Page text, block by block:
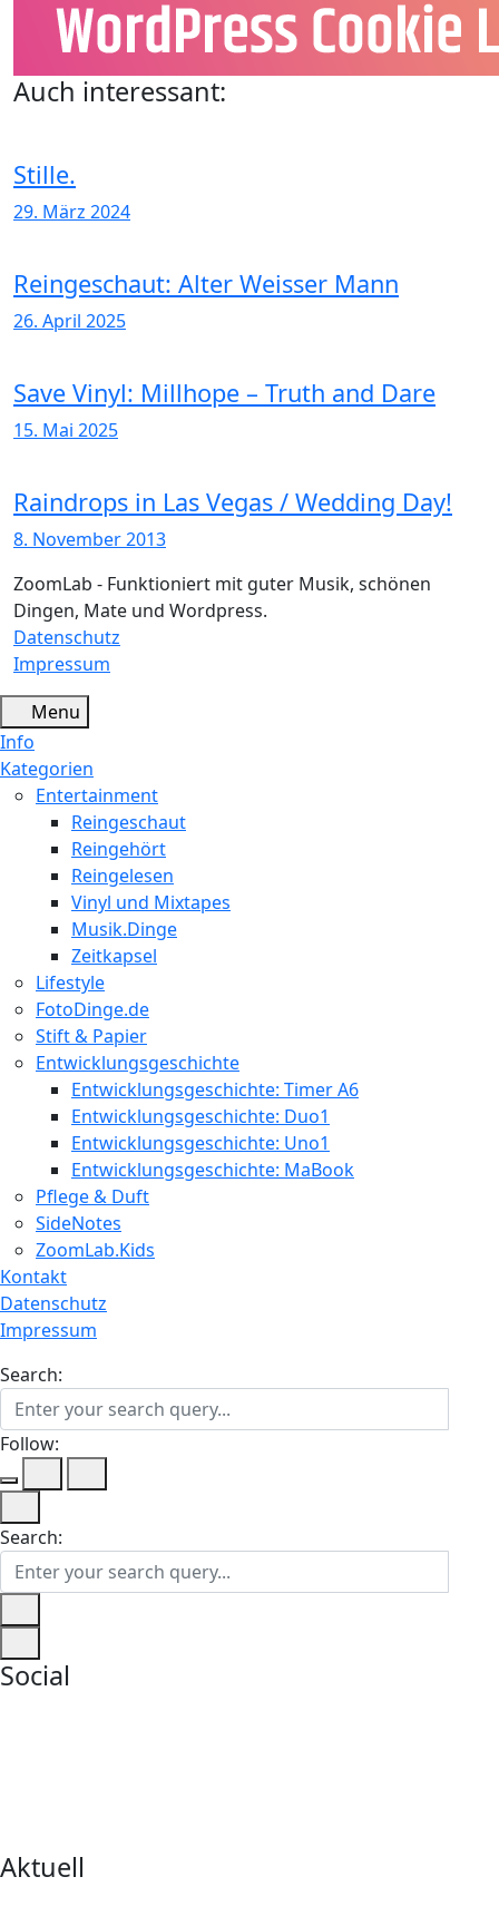
Auch interessant:
Stille.
29. März 2024
Reingeschaut: Alter Weisser Mann
26. April 2025
Save Vinyl: Millhope – Truth and Dare
15. Mai 2025
Raindrops in Las Vegas / Wedding Day!
8. November 2013
ZoomLab - Funktioniert mit guter Musik, schönen
Dingen, Mate und Wordpress.
Datenschutz
Impressum
Menu
Info
Kategorien
Entertainment
Reingeschaut
Reingehört
Reingelesen
Vinyl und Mixtapes
Musik.Dinge
Zeitkapsel
Lifestyle
FotoDinge.de
Stift & Papier
Entwicklungsgeschichte
Entwicklungsgeschichte: Timer A6
Entwicklungsgeschichte: Duo1
Entwicklungsgeschichte: Uno1
Entwicklungsgeschichte: MaBook
Pflege & Duft
SideNotes
ZoomLab.Kids
Kontakt
Datenschutz
Impressum
Search:
Follow:
Search:
Social
Aktuell